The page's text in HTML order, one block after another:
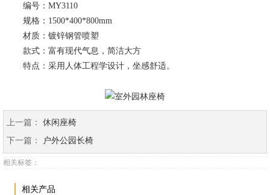
编号：MY3110
规格：1500*400*800mm
材质：镀锌钢管喷塑
款式：富有现代气息，简洁大方
特点：采用人体工程学设计，坐感舒适。
上一篇： 休闲座椅
下一篇：
户外公园长椅
相关标签：
相关产品